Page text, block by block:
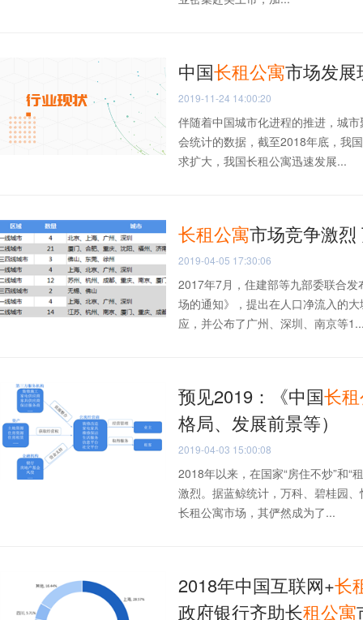
中国长租公寓市场发展
2019-11-24 14:00:20
伴随着中国城市化进程的推进，城
会统计的数据，截至2018年底，我
求扩大，我国长租公寓迅速发展...
长租公寓市场竞争激
2019-04-05 17:30:06
2017年7月，住建部等九部委联合
场的通知》，提出在人口净流入的
应，并公布了广州、深圳、南京等
预见2019：《中国长租
格局、发展前景等）
2019-04-03 15:00:08
2018年以来，在国家“房住不炒”和“
激烈。据蓝鲸统计，万科、碧桂园
长租公寓市场，其俨然成为了...
2018年中国互联网+长
政府银行齐助长租公寓